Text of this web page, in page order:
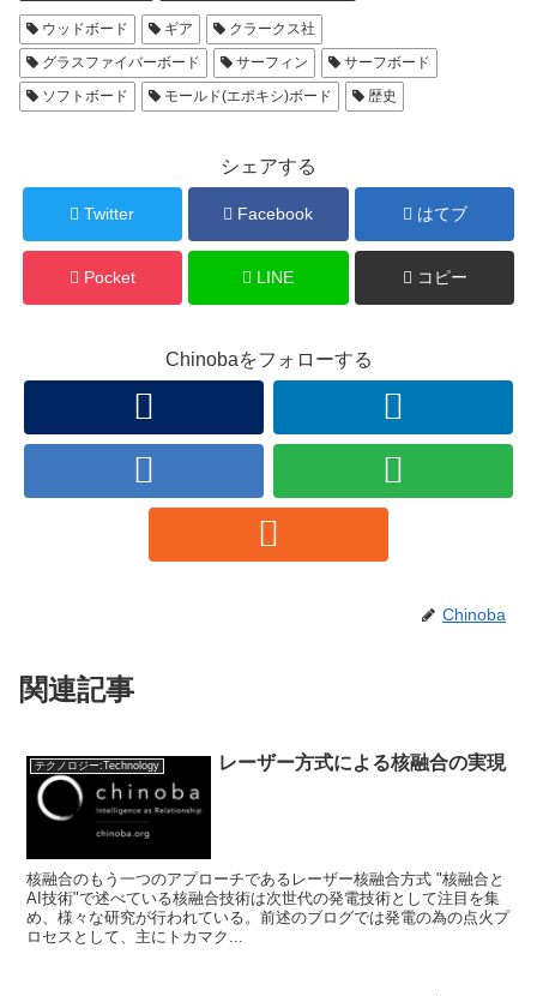
ウッドボード ギア
クラークス社
グラスファイバーボード
サーフィン
サーフボード
ソフトボード
モールド(エポキシ)ボード 歴史
シェアする
Twitter Facebook はてブ
Pocket LINE コピー
Chinobaをフォローする
Chinoba
関連記事
テクノロジー:Technology レーザー方式による核融合の実現
核融合のもう一つのアプローチであるレーザー核融合方式 "核融合と
AI技術"で述べている核融合技術は次世代の発電技術として注目を集
め、様々な研究が行われている。前述のブログでは発電の為の点火プ
ロセスとして、主にトカマク...